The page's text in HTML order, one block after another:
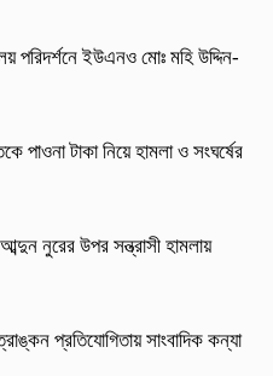
পরিদর্শনে ইউএনও মোঃ মহি উদ্দিন-
টাকা নিয়ে হামলা ও সংঘর্ষের
নুরের উপর সন্ত্রাসী হামলায়
প্রতিযোগিতায় সাংবাদিক কন্যা